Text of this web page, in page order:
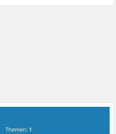
Themen: 1